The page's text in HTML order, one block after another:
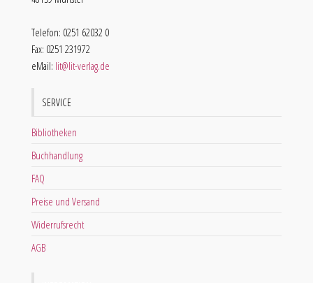
Telefon: 0251 62032 0
Fax: 0251 231972
eMail: lit@lit-verlag.de
SERVICE
Bibliotheken
Buchhandlung
FAQ
Preise und Versand
Widerrufsrecht
AGB